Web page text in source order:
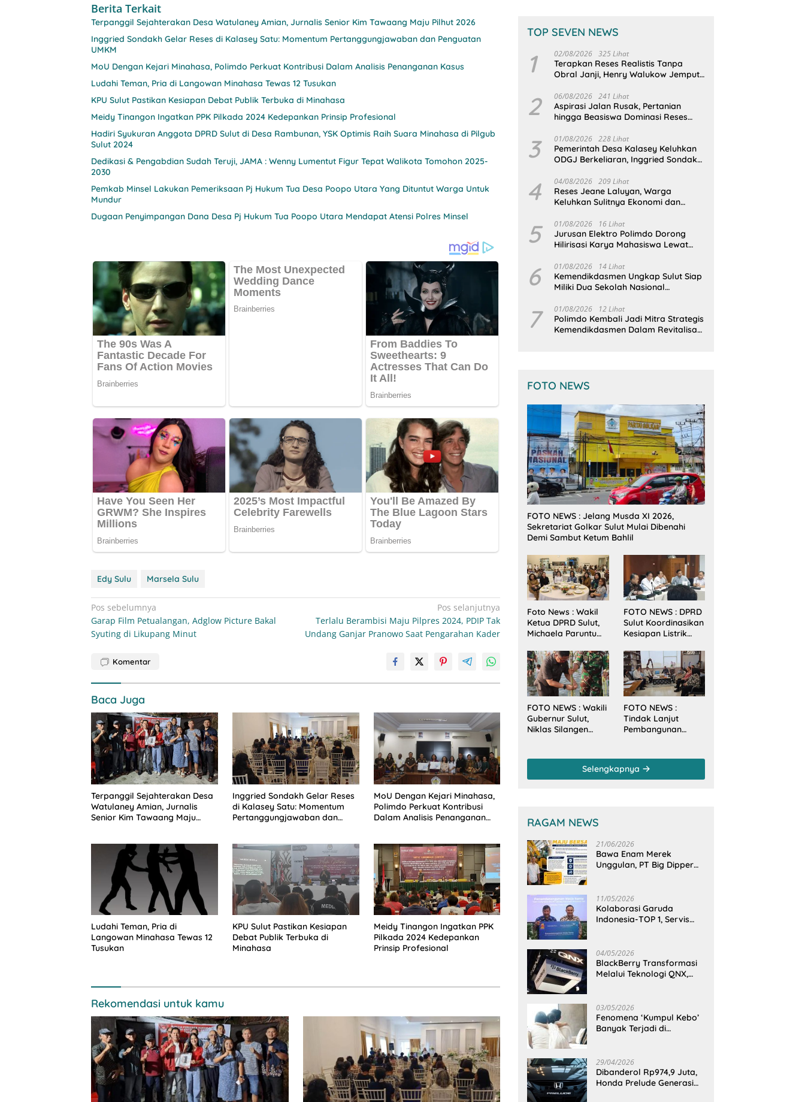
Berita Terkait
Terpanggil Sejahterakan Desa Watulaney Amian, Jurnalis Senior Kim Tawaang Maju Pilhut 2026
Inggried Sondakh Gelar Reses di Kalasey Satu: Momentum Pertanggungjawaban dan Penguatan
UMKM
MoU Dengan Kejari Minahasa, Polimdo Perkuat Kontribusi Dalam Analisis Penanganan Kasus
Ludahi Teman, Pria di Langowan Minahasa Tewas 12 Tusukan
KPU Sulut Pastikan Kesiapan Debat Publik Terbuka di Minahasa
Meidy Tinangon Ingatkan PPK Pilkada 2024 Kedepankan Prinsip Profesional
Hadiri Syukuran Anggota DPRD Sulut di Desa Rambunan, YSK Optimis Raih Suara Minahasa di Pilgub
Sulut 2024
Dedikasi & Pengabdian Sudah Teruji, JAMA : Wenny Lumentut Figur Tepat Walikota Tomohon 2025-
2030
Pemkab Minsel Lakukan Pemeriksaan Pj Hukum Tua Desa Poopo Utara Yang Dituntut Warga Untuk
Mundur
Dugaan Penyimpangan Dana Desa Pj Hukum Tua Poopo Utara Mendapat Atensi Polres Minsel
Edy Sulu Marsela Sulu
Navigasi
pos
Pos sebelumnya
Garap Film Petualangan, Adglow Picture Bakal
Syuting di Likupang Minut
Pos selanjutnya
Terlalu Berambisi Maju Pilpres 2024, PDIP Tak
Undang Ganjar Pranowo Saat Pengarahan Kader
Komentar
Baca Juga
Terpanggil Sejahterakan Desa
Watulaney Amian, Jurnalis
Senior Kim Tawaang Maju
Inggried Sondakh Gelar Reses
di Kalasey Satu: Momentum
Pertanggungjawaban dan
MoU Dengan Kejari Minahasa,
Polimdo Perkuat Kontribusi
Dalam Analisis Penanganan
Ludahi Teman, Pria di
Langowan Minahasa Tewas 12
Tusukan
KPU Sulut Pastikan Kesiapan
Debat Publik Terbuka di
Minahasa
Meidy Tinangon Ingatkan PPK
Pilkada 2024 Kedepankan
Prinsip Profesional
Rekomendasi untuk kamu
TOP SEVEN NEWS
1 02/08/2026 325 Lihat
Terapkan Reses Realistis Tanpa
Obral Janji, Henry Walukow Jemput
Desa
2 06/08/2026 241 Lihat
Aspirasi Jalan Rusak, Pertanian
hingga Beasiswa Dominasi Reses
3 01/08/2026 228 Lihat
Pemerintah Desa Kalasey Keluhkan
ODGJ Berkeliaran, Inggried Sondakh
4 04/08/2026 209 Lihat
Reses Jeane Laluyan, Warga
Keluhkan Sulitnya Ekonomi dan
5 01/08/2026 16 Lihat
Jurusan Elektro Polimdo Dorong
Hilirisasi Karya Mahasiswa Lewat
6 01/08/2026 14 Lihat
Kemendikdasmen Ungkap Sulut Siap
Miliki Dua Sekolah Nasional
7 01/08/2026 12 Lihat
Polimdo Kembali Jadi Mitra Strategis
Kemendikdasmen Dalam Revitalisasi
FOTO NEWS
FOTO NEWS : Jelang Musda XI 2026,
Sekretariat Golkar Sulut Mulai Dibenahi
Demi Sambut Ketum Bahlil
Foto News : Wakil
Ketua DPRD Sulut,
Michaela Paruntu
Makan Malam
Gubernur Sulut
Bersama
Wamenkes RI
FOTO NEWS : DPRD
Sulut Koordinasikan
Kesiapan Listrik
Tahun Baru 2026
FOTO NEWS : Wakili
Gubernur Sulut,
Niklas Silangen
Desa Arakan Minsel
FOTO NEWS :
Tindak Lanjut
Pembangunan
Sulut Sambangi
Dirjen SDA
Selengkapnya
RAGAM NEWS
21/06/2026
Bawa Enam Merek
Unggulan, PT Big Dipper
Pasar di Sulawesi Utara
11/05/2026
Kolaborasi Garuda
Indonesia-TOP 1, Servis
04/05/2026
BlackBerry Transformasi
Melalui Teknologi QNX,
Otomotif
03/05/2026
Fenomena ‘Kumpul Kebo’
Banyak Terjadi di
di Kota Manado
29/04/2026
Dibanderol Rp974,9 Juta,
Honda Prelude Generasi